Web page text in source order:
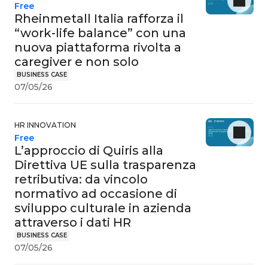
BUSINESS CASE
Rheinmetall Italia rafforza il
“work-life balance” con una
nuova piattaforma rivolta a
caregiver e non solo
Free
07/05/26
HR INNOVATION
BUSINESS CASE
L’approccio di Quiris alla
Direttiva UE sulla trasparenza
retributiva: da vincolo
normativo ad occasione di
sviluppo culturale in azienda
attraverso i dati HR
Free
07/05/26